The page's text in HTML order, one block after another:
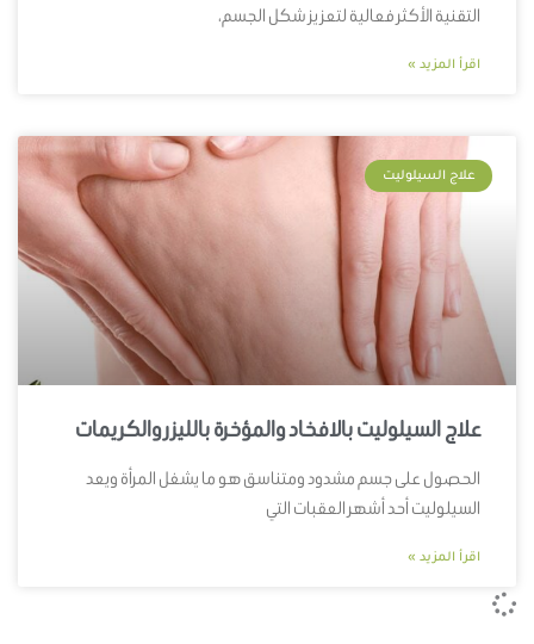
التقنية الأكثر فعالية لتعزيز شكل الجسم،
اقرأ المزيد »
علاج السيلوليت
علاج السيلوليت بالافخاد والمؤخرة بالليزر والكريمات
الحصول على جسم مشدود ومتناسق هو ما يشغل المرأة ويعد
السيلوليت أحد أشهر العقبات التي
اقرأ المزيد »